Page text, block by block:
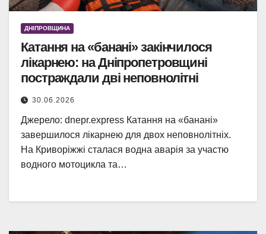
ДНІПРОВЩИНА
Катання на «банані» закінчилося
лікарнею: на Дніпропетровщині
постраждали дві неповнолітні
30.06.2026
Джерело: dnepr.express Катання на «банані»
завершилося лікарнею для двох неповнолітніх.
На Криворіжжі сталася водна аварія за участю
водного мотоцикла та…